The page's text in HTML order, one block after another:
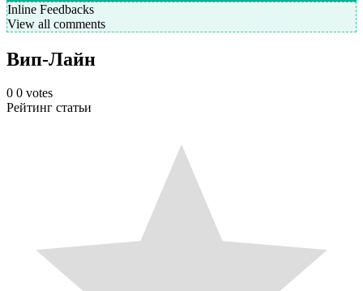
Inline Feedbacks
View all comments
Вип-Лайн
0 0 votes
Рейтинг статьи